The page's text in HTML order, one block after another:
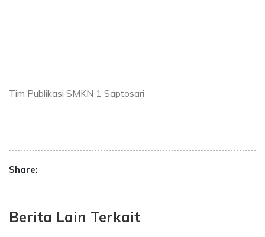
Tim Publikasi SMKN 1 Saptosari
Share:
Berita Lain Terkait